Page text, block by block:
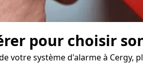
pour choisir
votre système d'alarme à Cergy,